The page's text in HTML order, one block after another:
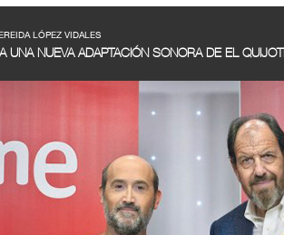
LÓPEZ VIDALES
UNA NUEVA ADAPTACIÓN SONORA DE EL